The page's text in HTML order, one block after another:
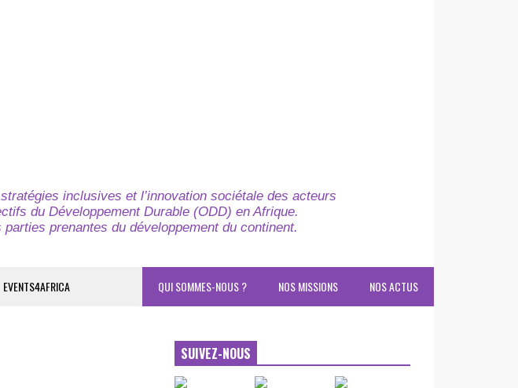
inclusives et l’innovation sociétale des acteurs
du Développement Durable (ODD) en Afrique.
prenantes du développement du continent.
EVENTS4AFRICA NOS ACTUS
NOS MISSIONS
QUI SOMMES-NOUS ?
SUIVEZ-NOUS